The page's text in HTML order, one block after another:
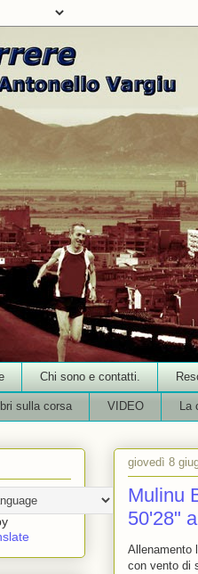
Chi sono e contatti.
sulla corsa VIDEO La
giovedì 8
Mulinu
50'28"
Allenamento
con vento di